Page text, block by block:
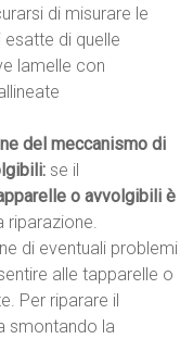
di misurare le
esatte di quelle
lamelle con
del meccanismo di
se il
o avvolgibili è
riparazione.
di eventuali problemi
alle tapparelle o
Per riparare il
smontando la